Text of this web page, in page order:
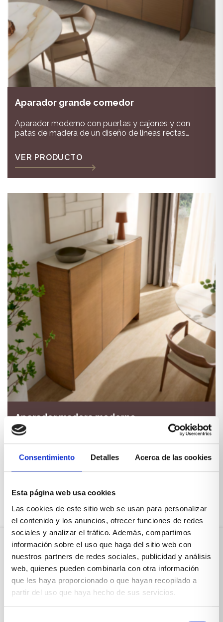
Consentimiento Detalles Acerca de las cookies
Esta página web usa cookies
Las cookies de este sitio web se usan para personalizar
el contenido y los anuncios, ofrecer funciones de redes
sociales y analizar el tráfico. Además, compartimos
información sobre el uso que haga del sitio web con
nuestros partners de redes sociales, publicidad y análisis
web, quienes pueden combinarla con otra información
que les haya proporcionado o que hayan recopilado a
partir del uso que haya hecho de sus servicios.
Aparador grande comedor
Aparador moderno con puertas y cajones y con
patas de madera de un diseño de lineas rectas
VER PRODUCTO
Aparador madera moderno
Aparador de 2 metros en color roble formado por 1
abatible abajo
VER PRODUCTO
Suscríbete a la newsletter de
Xíkara Interiores
¿Quieres estar al día de todas las